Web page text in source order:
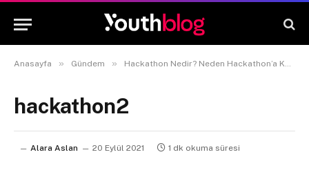
Anasayfa » Gündem » Hackathon Nedir? Neden Hackathon’a Katılmalısın?
hackathon2
Alara Aslan 20 Eylül 2021 1 dk okuma süresi